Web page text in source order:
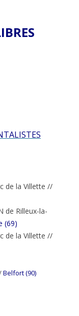
de la Villette //
de Rilleux-la-
(69)
de la Villette //
Belfort (90)